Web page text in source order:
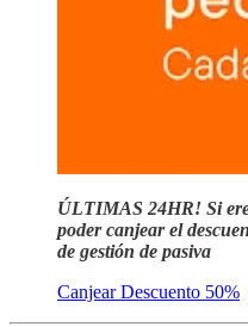
ÚLTIMAS 24HR! Si
poder canjear el
de gestión de pasiva
Canjear Descuento 50%